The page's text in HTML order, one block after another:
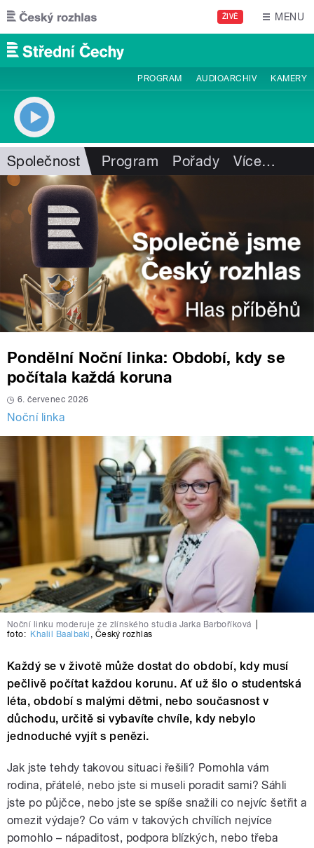
Přejít k hlavnímu obsahu
ŽIVĚ MENU
PROGRAM AUDIOARCHIV KAMERY
Společnost Program Pořady Více…
Pondělní Noční linka: Období, kdy se
počítala každá koruna
6. červenec 2026
Noční linka
Noční linku moderuje ze zlínského studia Jarka Barboříková
foto: Khalil Baalbaki , Český rozhlas
Každý se v životě může dostat do období, kdy musí
pečlivě počítat každou korunu. Ať už šlo o studentská
léta, období s malými dětmi, nebo současnost v
důchodu, určitě si vybavíte chvíle, kdy nebylo
jednoduché vyjít s penězi.
Jak jste tehdy takovou situaci řešili? Pomohla vám
rodina, přátelé, nebo jste si museli poradit sami? Sáhli
jste po půjčce, nebo jste se spíše snažili co nejvíc šetřit a
omezit výdaje? Co vám v takových chvílích nejvíce
pomohlo – nápaditost, podpora blízkých, nebo třeba